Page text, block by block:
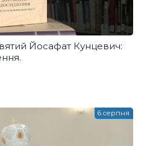
Йосафат Кунцевич:
6 серпня